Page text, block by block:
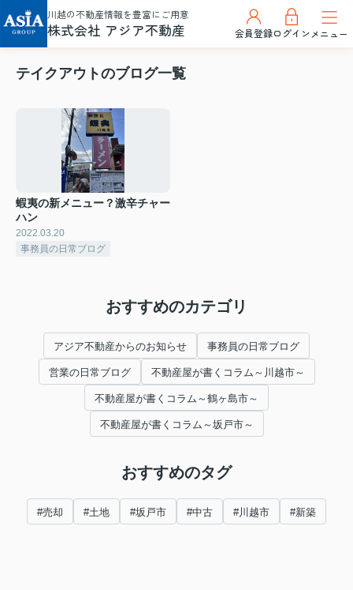
川越の不動産情報を豊富にご用意
株式会社 アジア不動産 会員登録ログインメニュー
テイクアウトのブログ一覧
蝦夷の新メニュー？激辛チャー
ハン
2022.03.20
事務員の日常ブログ
おすすめのカテゴリ
アジア不動産からのお知らせ 事務員の日常ブログ
営業の日常ブログ 不動産屋が書くコラム～川越市～
不動産屋が書くコラム～鶴ヶ島市～
不動産屋が書くコラム～坂戸市～
おすすめのタグ
#売却 #土地 #坂戸市 #中古 #川越市 #新築